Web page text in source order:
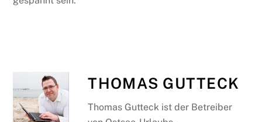
THOMAS GUTTECK
Thomas Gutteck ist der Betreiber